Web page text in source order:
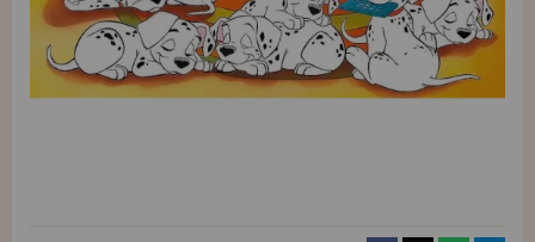
LIQUIDACIONES
Quiero registrarme como
nuevo cliente
Al crear una cuenta en casadelpuzzle.com podrás realizar tus compras